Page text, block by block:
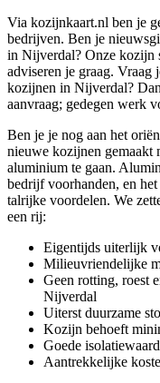
Via kozijnkaart.nl ben je
bedrijven. Ben je
in Nijverdal? Onze kozijn
adviseren je graag.
kozijnen in Nijverdal?
aanvraag; gedegen werk
Ben je je nog aan het
nieuwe kozijnen gemaakt
aluminium te gaan.
bedrijf voorhanden, en
talrijke voordelen. We
een rij:
Eigentijds uiterlijk
Milieuvriendelijke
Geen rotting, roest
Nijverdal
Uiterst duurzame
Kozijn behoeft
Goede
Aantrekkelijke